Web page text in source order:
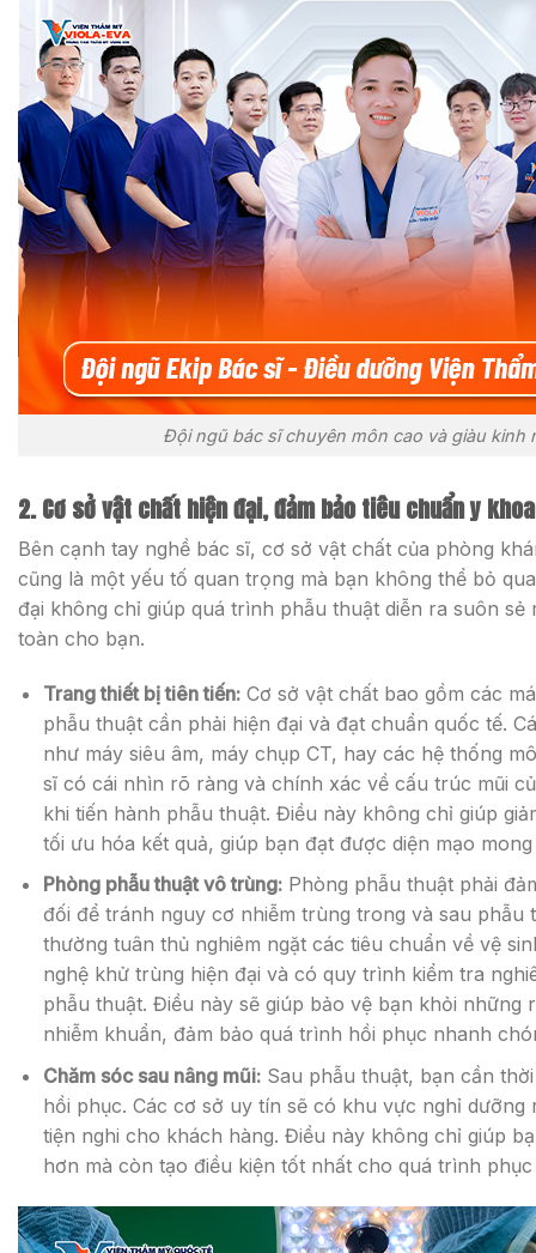
Đội ngũ bác sĩ chuyên môn cao và giàu kinh
2. Cơ sở vật chất hiện đại, đảm bảo tiêu chuẩn y khoa
Bên cạnh tay nghề bác sĩ, cơ sở vật chất của phòng
cũng là một yếu tố quan trọng mà bạn không thể bỏ
đại không chỉ giúp quá trình phẫu thuật diễn ra suôn sẻ
toàn cho bạn.
Trang thiết bị tiên tiến:Cơ sở vật chất bao gồm các
phẫu thuật cần phải hiện đại và đạt chuẩn quốc tế.
như máy siêu âm, máy chụp CT, hay các hệ thống
sĩ có cái nhìn rõ ràng và chính xác về cấu trúc mũi
khi tiến hành phẫu thuật. Điều này không chỉ giúp
tối ưu hóa kết quả, giúp bạn đạt được diện mạo
Phòng phẫu thuật vô trùng:Phòng phẫu thuật phải
đối để tránh nguy cơ nhiễm trùng trong và sau phẫu
thường tuân thủ nghiêm ngặt các tiêu chuẩn về vệ
nghệ khử trùng hiện đại và có quy trình kiểm tra
phẫu thuật. Điều này sẽ giúp bảo vệ bạn khỏi những
nhiễm khuẩn, đảm bảo quá trình hồi phục nhanh
Chăm sóc sau nâng mũi:Sau phẫu thuật, bạn cần
hồi phục. Các cơ sở uy tín sẽ có khu vực nghỉ dưỡng
tiện nghi cho khách hàng. Điều này không chỉ giúp
hơn mà còn tạo điều kiện tốt nhất cho quá trình